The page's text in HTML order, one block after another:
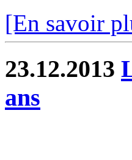
[En savoir
23.12.2013
ans